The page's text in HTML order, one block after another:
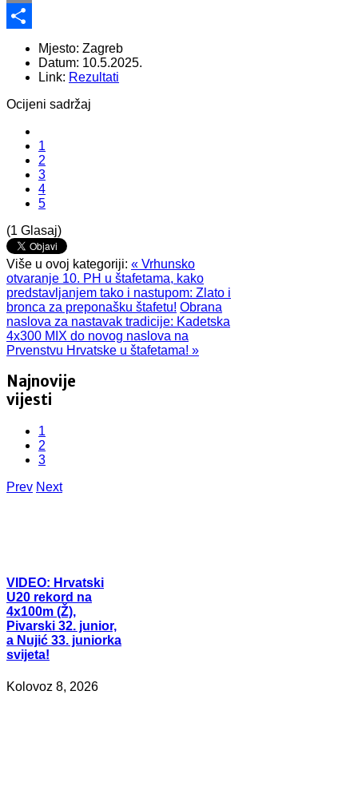
Email
Share
Mjesto: Zagreb
Datum: 10.5.2025.
Link: Rezultati
Ocijeni sadržaj
1
2
3
4
5
(1 Glasaj)
Više u ovoj kategoriji: « Vrhunsko
otvaranje 10. PH u štafetama, kako
predstavljanjem tako i nastupom: Zlato i
bronca za preponašku štafetu! Obrana
naslova za nastavak tradicije: Kadetska
4x300 MIX do novog naslova na
Prvenstvu Hrvatske u štafetama! »
Najnovije
vijesti
1
2
3
Prev Next
VIDEO: Hrvatski
U20 rekord na
4x100m (Ž),
Pivarski 32. junior,
a Nujić 33. juniorka
svijeta!
Kolovoz 8, 2026